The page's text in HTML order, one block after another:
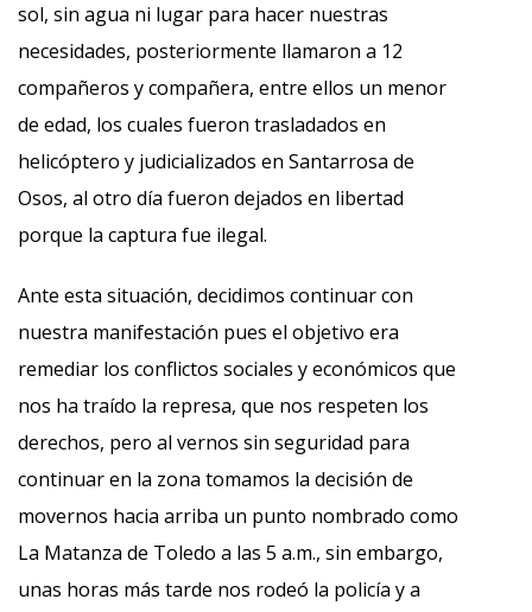
sol, sin agua ni lugar para hacer nuestras
necesidades, posteriormente llamaron a 12
compañeros y compañera, entre ellos un menor
de edad, los cuales fueron trasladados en
helicóptero y judicializados en Santarrosa de
Osos, al otro día fueron dejados en libertad
porque la captura fue ilegal.
Ante esta situación, decidimos continuar con
nuestra manifestación pues el objetivo era
remediar los conflictos sociales y económicos que
nos ha traído la represa, que nos respeten los
derechos, pero al vernos sin seguridad para
continuar en la zona tomamos la decisión de
movernos hacia arriba un punto nombrado como
La Matanza de Toledo a las 5 a.m., sin embargo,
unas horas más tarde nos rodeó la policía y a